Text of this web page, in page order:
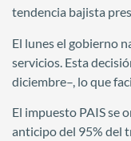
tendencia bajista
El lunes el gobierno
servicios. Esta
diciembre–, lo que
El impuesto PAIS se
anticipo del 95% del